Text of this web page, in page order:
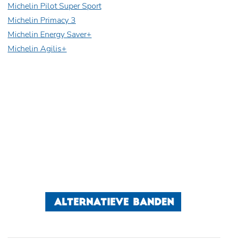
Michelin Pilot Super Sport
Michelin Primacy 3
Michelin Energy Saver+
Michelin Agilis+
ALTERNATIEVE BANDEN